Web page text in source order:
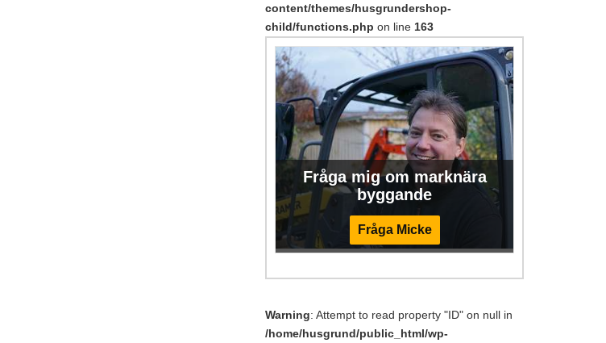
content/themes/husgrundershop-
child/functions.php on line 163
Fråga mig om marknära
byggande
Fråga Micke
Warning: Attempt to read property "ID" on null in
/home/husgrund/public_html/wp-